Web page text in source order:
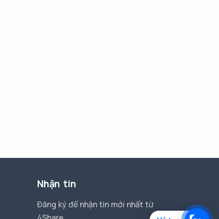
Nhận tin
Đăng ký để nhận tin mới nhất từ